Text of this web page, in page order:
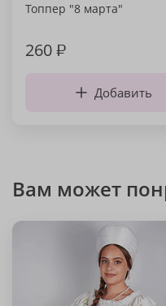
Топпер "8 марта"
260₽
Добавить
Вам может